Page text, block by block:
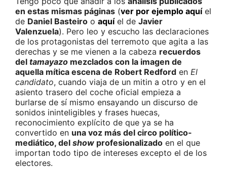
en estas mismas páginas (ver por ejemplo aquíel
de Daniel Basteiro o aquíel de Javier
Valenzuela). Pero leo y escucho las declaraciones
de los protagonistas del terremoto que agita a las
derechas y se me vienen a la cabeza recuerdos
del tamayazo mezclados con la imagen de
aquella mítica escena de Robert Redford en El
candidato, cuando viaja de un mitin a otro y en el
asiento trasero del coche oficial empieza a
burlarse de sí mismo ensayando un discurso de
sonidos ininteligibles y frases huecas,
reconocimiento explícito de que ya se ha
convertido en una voz más del circo político-
mediático, del show profesionalizado en el que
importan todo tipo de intereses excepto el de los
electores.